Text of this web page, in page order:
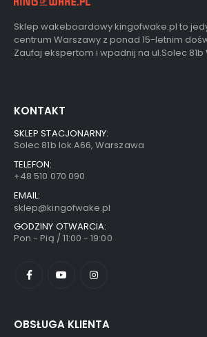
Sklep wakeboardowy kingofwake.pl to
centrum Warszawy z ponad 15-letnim
Zaufaj ekspertom i wpadnij na ul.Solec 81b
KONTAKT
SKLEP STACJONARNY:
Solec 81b lok.A66, Warszawa
TELEFON:
+48 510 070 090
EMAIL:
sklep@kingofwake.pl
GODZINY OTWARCIA:
Pon - Pią / 11:00 - 19:00
OBSŁUGA KLIENTA